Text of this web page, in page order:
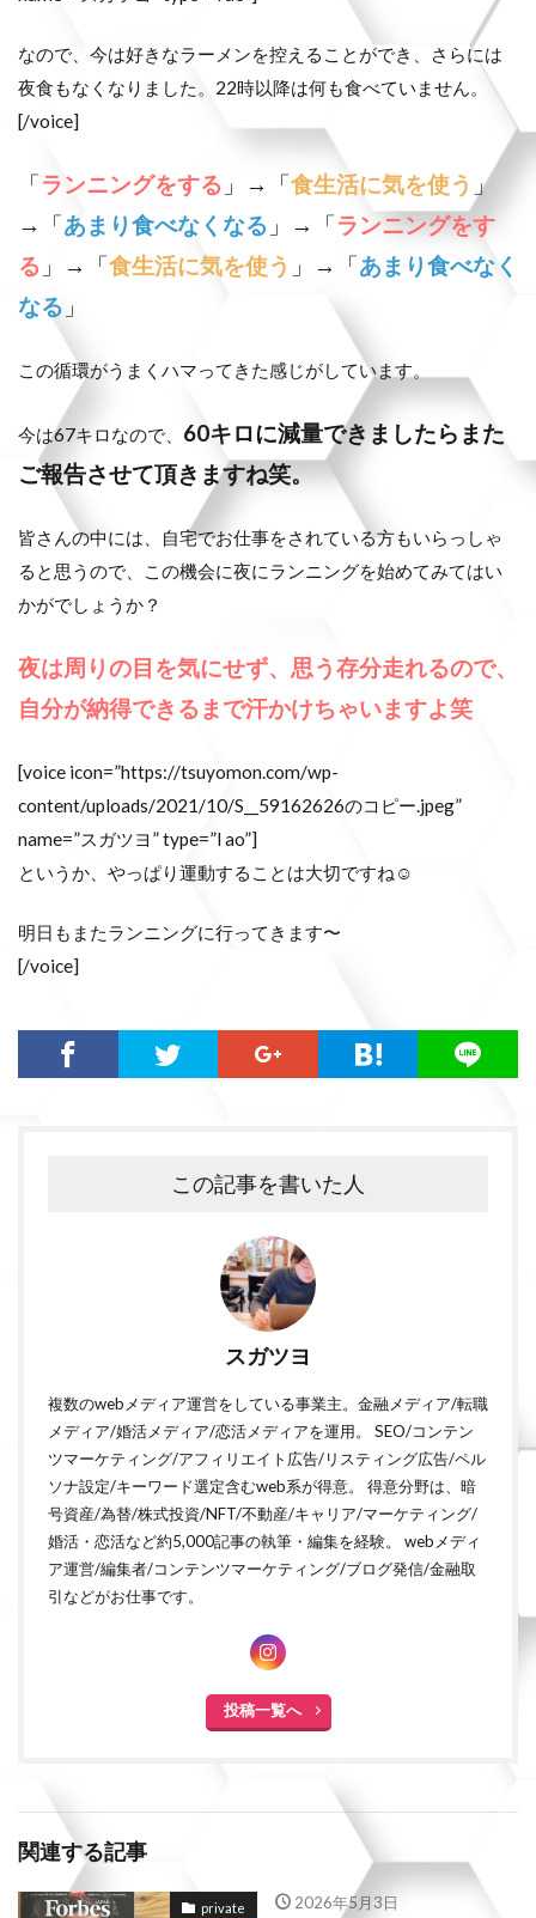
なので、今は好きなラーメンを控えることができ、さらには
夜食もなくなりました。22時以降は何も食べていません。
[/voice]
「ランニングをする 」→「食生活に気を使う 」
→「あまり食べなくなる 」→「ランニングをす
る 」→「食生活に気を使う 」→「あまり食べなく
なる 」
この循環がうまくハマってきた感じがしています。
今は67キロなので、 60キロに減量できましたらまた
ご報告させて頂きますね笑。
皆さんの中には、自宅でお仕事をされている方もいらっしゃ
ると思うので、この機会に夜にランニングを始めてみてはい
かがでしょうか？
夜は周りの目を気にせず、思う存分走れるので、
自分が納得できるまで汗かけちゃいますよ笑
[voice icon=”https://tsuyomon.com/wp-
content/uploads/2021/10/S__59162626のコピー.jpeg”
name=”スガツヨ” type=”l ao”]
というか、やっぱり運動することは大切ですね☺️
明日もまたランニングに行ってきます〜
[/voice]
この記事を書いた人
スガツヨ
複数のwebメディア運営をしている事業主。金融メディア/転職
メディア/婚活メディア/恋活メディアを運用。 SEO/コンテン
ツマーケティング/アフィリエイト広告/リスティング広告/ペル
ソナ設定/キーワード選定含むweb系が得意。 得意分野は、暗
号資産/為替/株式投資/NFT/不動産/キャリア/マーケティング/
婚活・恋活など約5,000記事の執筆・編集を経験。 webメディ
ア運営/編集者/コンテンツマーケティング/ブログ発信/金融取
引などがお仕事です。
投稿一覧へ
関連する記事
private 2026年5月3日